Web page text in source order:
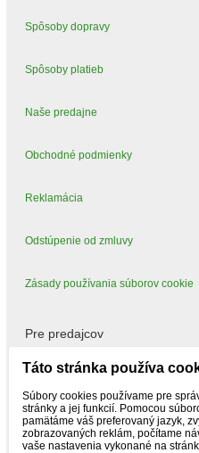
Spôsoby dopravy
Spôsoby platieb
Naše predajne
Obchodné podmienky
Reklamácia
Odstúpenie od zmluvy
Zásady používania súborov cookie
Pre predajcov
Mám záujem predávať
Táto stránka používa
Súbory cookies používame pre
stránky a jej funkcií. Pomocou
pamätáme váš preferovaný jazyk,
zobrazovaných reklám, počítame
vaše nastavenia vykonané na